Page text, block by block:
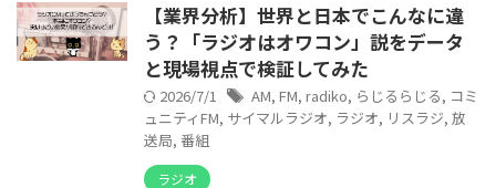
【業界分析】世界と日本でこんなに違
う？「ラジオはオワコン」説をデータ
と現場視点で検証してみた
2026/7/1 AM, FM, radiko, らじるらじる, コミ
ュニティFM, サイマルラジオ, ラジオ, リスラジ, 放
送局, 番組
ラジオ